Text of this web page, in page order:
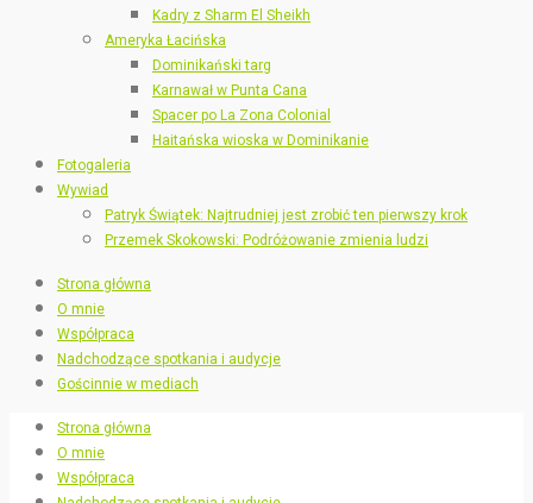
Kadry z Sharm El Sheikh
Ameryka Łacińska
Dominikański targ
Karnawał w Punta Cana
Spacer po La Zona Colonial
Haitańska wioska w Dominikanie
Fotogaleria
Wywiad
Patryk Świątek: Najtrudniej jest zrobić ten pierwszy krok
Przemek Skokowski: Podróżowanie zmienia ludzi
Strona główna
O mnie
Współpraca
Nadchodzące spotkania i audycje
Gościnnie w mediach
Strona główna
O mnie
Współpraca